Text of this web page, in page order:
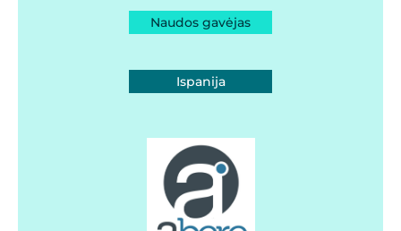
Naudos gavėjas
Ispanija